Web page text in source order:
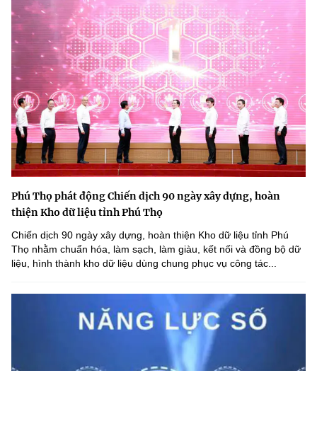
Phú Thọ phát động Chiến dịch 90 ngày xây dựng, hoàn
thiện Kho dữ liệu tỉnh Phú Thọ
Chiến dịch 90 ngày xây dựng, hoàn thiện Kho dữ liệu tỉnh Phú
Thọ nhằm chuẩn hóa, làm sạch, làm giàu, kết nối và đồng bộ dữ
liệu, hình thành kho dữ liệu dùng chung phục vụ công tác...